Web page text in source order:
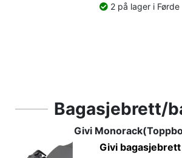
2 på lager i Førde
Bagasjebrett/
Givi
Givi